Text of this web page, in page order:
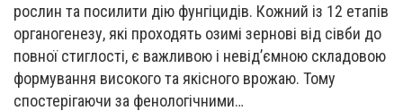
рослин та посилити дію фунгіцидів. Кожний із 12 етапів
органогенезу, які проходять озимі зернові від сівби до
повної стиглості, є важливою і невід’ємною складовою
формування високого та якісного врожаю. Тому
спостерігаючи за фенологічними…